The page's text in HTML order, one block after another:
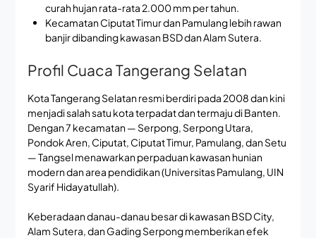
curah hujan rata-rata 2.000 mm per tahun.
Kecamatan Ciputat Timur dan Pamulang lebih rawan
banjir dibanding kawasan BSD dan Alam Sutera.
Profil Cuaca Tangerang Selatan
Kota Tangerang Selatan resmi berdiri pada 2008 dan kini
menjadi salah satu kota terpadat dan termaju di Banten.
Dengan 7 kecamatan — Serpong, Serpong Utara,
Pondok Aren, Ciputat, Ciputat Timur, Pamulang, dan Setu
— Tangsel menawarkan perpaduan kawasan hunian
modern dan area pendidikan (Universitas Pamulang, UIN
Syarif Hidayatullah).
Keberadaan danau-danau besar di kawasan BSD City,
Alam Sutera, dan Gading Serpong memberikan efek